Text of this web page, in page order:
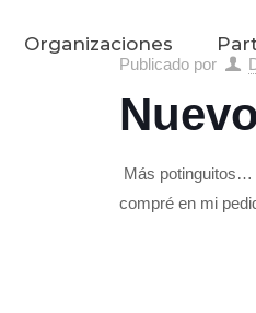
Organizaciones
Publicado por
Más potinguitos…
compré en mi